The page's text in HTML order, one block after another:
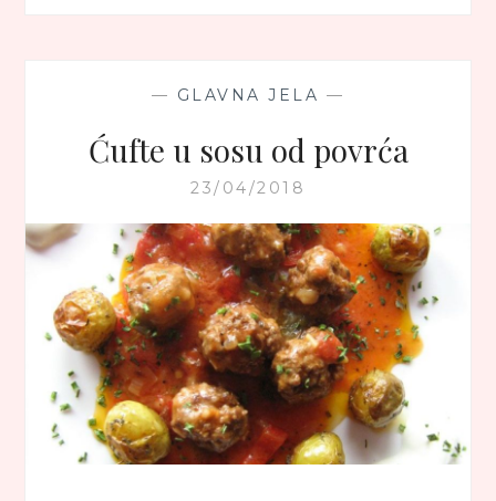
— GLAVNA JELA —
Ćufte u sosu od povrća
23/04/2018